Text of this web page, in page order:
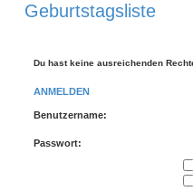
Geburtstagsliste
Du hast keine ausreichenden
ANMELDEN
Benutzername:
Passwort: